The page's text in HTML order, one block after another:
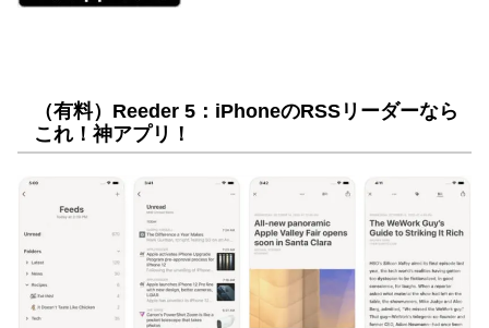
（有料）Reeder 5：iPhoneのRSSリーダーなら
これ！神アプリ！